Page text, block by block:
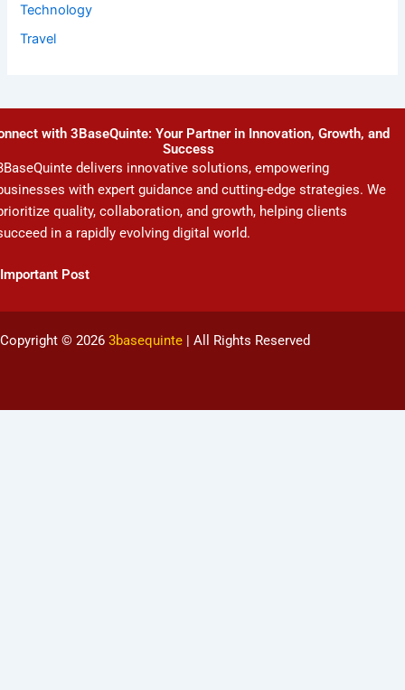
Technology
Travel
with 3BaseQuinte: Your Partner in Innovation, Growth, and
Success
delivers innovative solutions, empowering
with expert guidance and cutting-edge strategies. We
quality, collaboration, and growth, helping clients
in a rapidly evolving digital world.
Important Post
Copyright © 2026 3basequinte | All Rights Reserved